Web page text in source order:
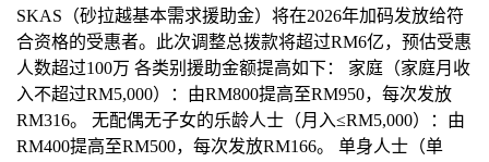
SKAS（砂拉越基本需求援助金）将在2026年加码发放给符
合资格的受惠者。此次调整总拨款将超过RM6亿，预估受惠
人数超过100万 各类别援助金额提高如下： 家庭（家庭月收
入不超过RM5,000）：由RM800提高至RM950，每次发放
RM316。 无配偶无子女的乐龄人士（月入≤RM5,000）：由
RM400提高至RM500，每次发放RM166。 单身人士（单